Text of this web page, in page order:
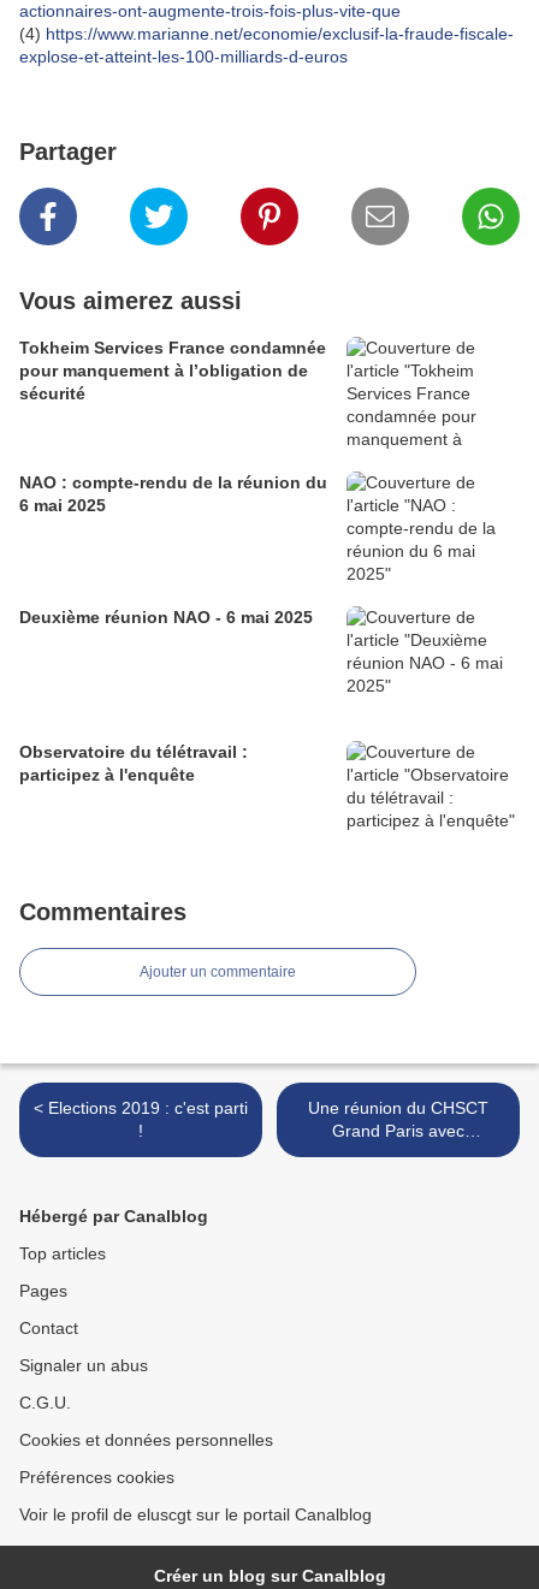
actionnaires-ont-augmente-trois-fois-plus-vite-que
(4) https://www.marianne.net/economie/exclusif-la-fraude-fiscale-
explose-et-atteint-les-100-milliards-d-euros
Partager
Vous aimerez aussi
Tokheim Services France condamnée
pour manquement à l’obligation de
sécurité
NAO : compte-rendu de la réunion du
6 mai 2025
Deuxième réunion NAO - 6 mai 2025
Observatoire du télétravail :
participez à l'enquête
Commentaires
Ajouter un commentaire
< Elections 2019 : c'est parti
!
Une réunion du CHSCT
Grand Paris avec
l'inspectrice du travail >
Hébergé par Canalblog
Top articles
Pages
Contact
Signaler un abus
C.G.U.
Cookies et données personnelles
Préférences cookies
Voir le profil de eluscgt sur le portail Canalblog
Créer un blog sur Canalblog